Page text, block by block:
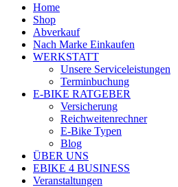
Home
Shop
Abverkauf
Nach Marke Einkaufen
WERKSTATT
Unsere Serviceleistungen
Terminbuchung
E-BIKE RATGEBER
Versicherung
Reichweitenrechner
E-Bike Typen
Blog
ÜBER UNS
EBIKE 4 BUSINESS
Veranstaltungen